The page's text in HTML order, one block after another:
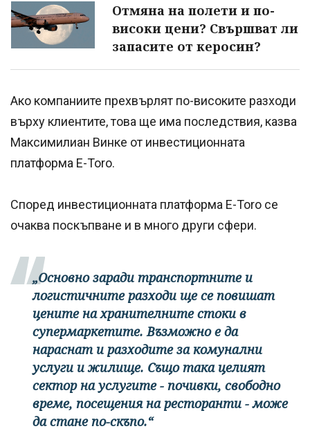
Отмяна на полети и по-
високи цени? Свършват ли
запасите от керосин?
Ако компаниите прехвърлят по-високите разходи
върху клиентите, това ще има последствия, казва
Максимилиан Винке от инвестиционната
платформа E-Toro.
Според инвестиционната платформа E-Toro се
очаква поскъпване и в много други сфери.
„Основно заради транспортните и
логистичните разходи ще се повишат
цените на хранителните стоки в
супермаркетите. Възможно е да
нараснат и разходите за комунални
услуги и жилище. Също така целият
сектор на услугите - почивки, свободно
време, посещения на ресторанти - може
да стане по-скъпо.“